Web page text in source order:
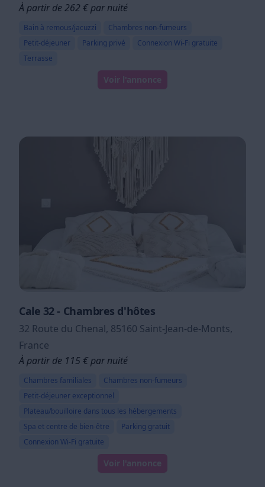
À partir de 262 € par nuité
Bain à remous/jacuzzi
Chambres non-fumeurs
Petit-déjeuner
Parking privé
Connexion Wi-Fi gratuite
Terrasse
Voir l'annonce
Cale 32 - Chambres d'hôtes
32 Route du Chenal, 85160 Saint-Jean-de-Monts,
France
À partir de 115 € par nuité
Chambres familiales
Chambres non-fumeurs
Petit-déjeuner exceptionnel
Plateau/bouilloire dans tous les hébergements
Spa et centre de bien-être
Parking gratuit
Connexion Wi-Fi gratuite
Voir l'annonce